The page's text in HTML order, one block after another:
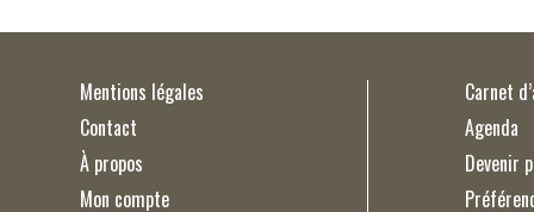
Mentions légales
Contact
À propos
Mon compte
Carnet
Agenda
Devenir